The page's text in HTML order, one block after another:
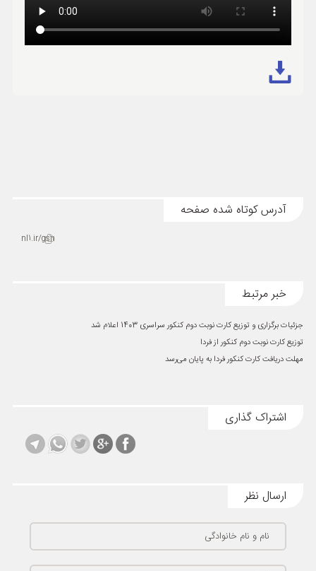
آدرس کوتاه شده صفحه
nl1.ir/gsn
خبر مرتبط
جزئیات برگزاری و توزیع کارت‌ نوبت دوم کنکور سراسری 1403 اعلام شد
توزیع کارت نوبت دوم کنکور از فردا
مهلت دریافت کارت کنکور فردا به پایان می‌رسد
اشتراک گذاری
ارسال نظر
نام و نام خانوادگی